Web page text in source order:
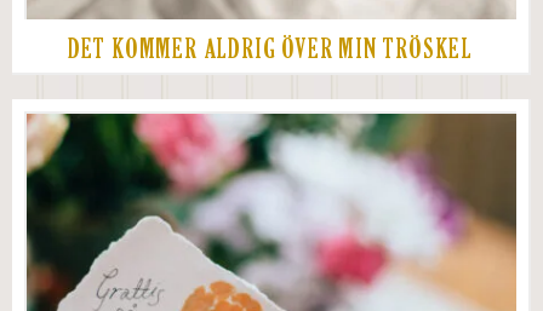
DET KOMMER ALDRIG ÖVER MIN TRÖSKEL